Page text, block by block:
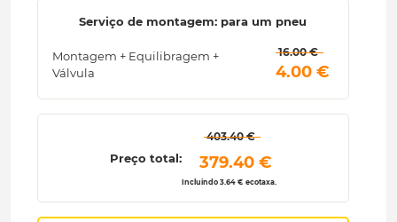
Serviço de montagem: para um pneu
Montagem + Equilibragem +
Válvula
16.00 €
4.00 €
Preço total:
403.40 €
379.40 €
Incluindo 3.64 € ecotaxa.